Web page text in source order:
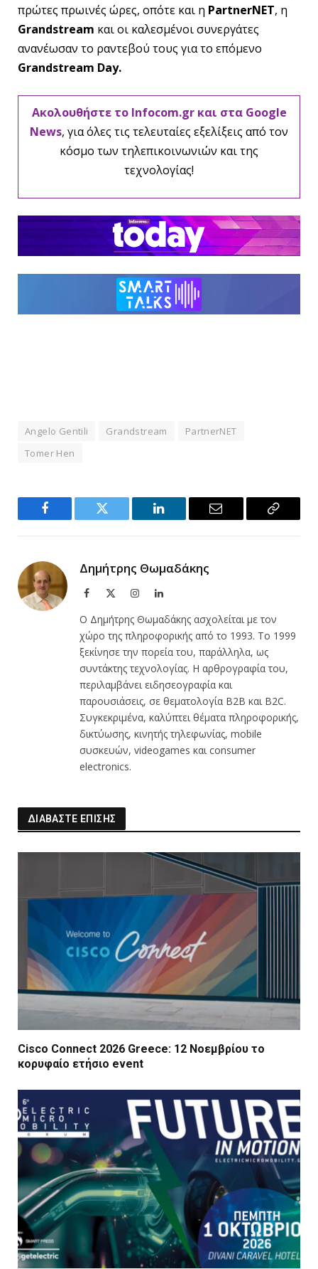
πρώτες πρωινές ώρες, οπότε και η PartnerNET, η
Grandstream και οι καλεσμένοι συνεργάτες
ανανέωσαν το ραντεβού τους για το επόμενο
Grandstream Day.
Ακολουθήστε το Infocom.gr και στα Google
News, για όλες τις τελευταίες εξελίξεις από τον
κόσμο των τηλεπικοινωνιών και της
τεχνολογίας!
Angelo Gentili Grandstream
PartnerNET
Tomer Hen
Facebook Twitter LinkedIn Email
Copy
Δημήτρης Θωμαδάκης
Facebook InstagramLinkedIn
Ο Δημήτρης Θωμαδάκης ασχολείται με τον
χώρο της πληροφορικής από το 1993. Το 1999
ξεκίνησε την πορεία του, παράλληλα, ως
συντάκτης τεχνολογίας. Η αρθρογραφία του,
περιλαμβάνει ειδησεογραφία και
παρουσιάσεις, σε θεματολογία B2B και B2C.
Συγκεκριμένα, καλύπτει θέματα πληροφορικής,
δικτύωσης, κινητής τηλεφωνίας, mobile
συσκευών, videogames και consumer
electronics.
ΔΙΑΒΑΣΤΕ ΕΠΙΣΗΣ
Cisco Connect 2026 Greece: 12 Νοεμβρίου το
κορυφαίο ετήσιο event